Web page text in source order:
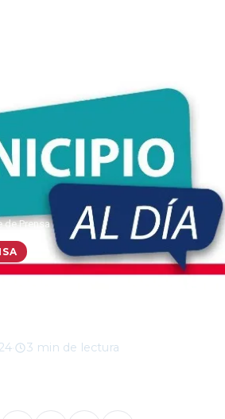
de Prensa
3 min de lectura